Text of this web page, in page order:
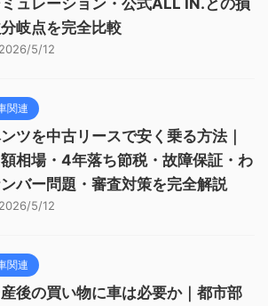
ュレーション・公式ALL IN.との損
岐点を完全比較
2026/5/12
関連
ツを中古リースで安く乗る方法｜
相場・4年落ち節税・故障保証・わ
バー問題・審査対策を完全解説
2026/5/12
関連
後の買い物に車は必要か｜都市部